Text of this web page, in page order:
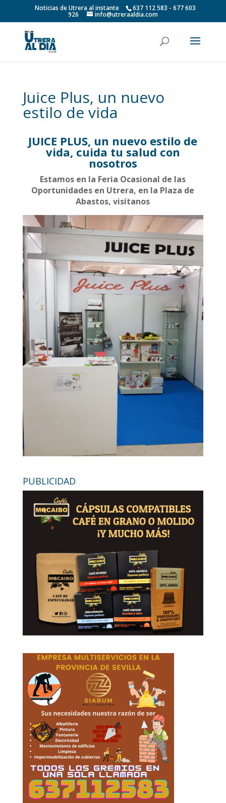
Noticias de Utrera al instante 637 112 583 - 677 603
926 info@utreraaldia.com
Juice Plus, un nuevo
estilo de vida
JUICE PLUS, un nuevo estilo de
vida, cuida tu salud con
nosotros
Estamos en la Feria Ocasional de las
Oportunidades en Utrera, en la Plaza de
Abastos, visítanos
PUBLICIDAD